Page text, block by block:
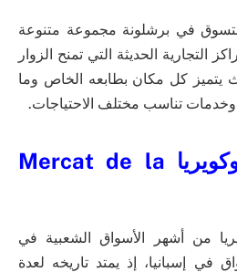
في برشلونة مجموعة متنوعة
التجارية الحديثة التي تمنح الزوار
يتميز كل مكان بطابعه الخاص وما
تناسب مختلف الاحتياجات.
ميركات دي لا بوكويريا Mercat de la
من أشهر الأسواق الشعبية في
في إسبانيا، إذ يمتد تاريخه لعدة